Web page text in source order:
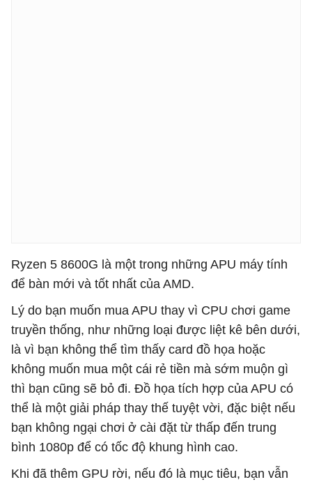
Ryzen 5 8600G là một trong những APU máy tính
để bàn mới và tốt nhất của AMD.
Lý do bạn muốn mua APU thay vì CPU chơi game
truyền thống, như những loại được liệt kê bên dưới,
là vì bạn không thể tìm thấy card đồ họa hoặc
không muốn mua một cái rẻ tiền mà sớm muộn gì
thì bạn cũng sẽ bỏ đi. Đồ họa tích hợp của APU có
thể là một giải pháp thay thế tuyệt vời, đặc biệt nếu
bạn không ngại chơi ở cài đặt từ thấp đến trung
bình 1080p để có tốc độ khung hình cao.
Khi đã thêm GPU rời, nếu đó là mục tiêu, bạn vẫn